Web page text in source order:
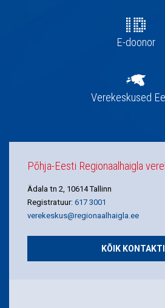
E-doonor
Verekeskused
Põhja-Eesti Regionaalhaigla
Ädala tn 2, 10614 Tallinn
Registratuur: 617 3001
verekeskus@regionaalhaigla.ee
KÕIK